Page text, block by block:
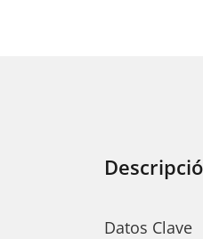
Datos Clave